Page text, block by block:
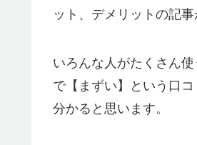
ット、デメリットの記
いろんな人がたくさん
で【まずい】という口
分かると思います。